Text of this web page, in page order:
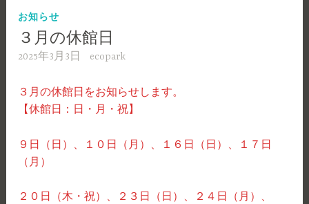
お知らせ
３月の休館日
2025年3月3日 ecopark
３月の休館日をお知らせします。
【休館日：日・月・祝】
９日（日）、１０日（月）、１６日（日）、１７日
（月）
２０日（木・祝）、２３日（日）、２４日（月）、